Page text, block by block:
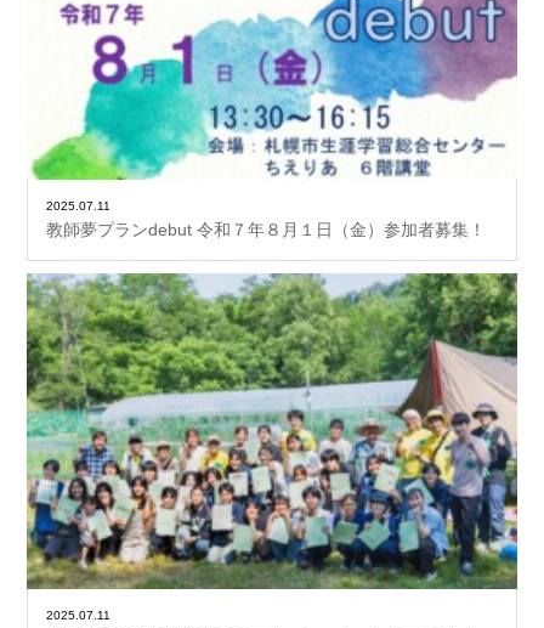
2025.07.11
教師夢プランdebut 令和７年８月１日（金）参加者募集！
2025.07.11